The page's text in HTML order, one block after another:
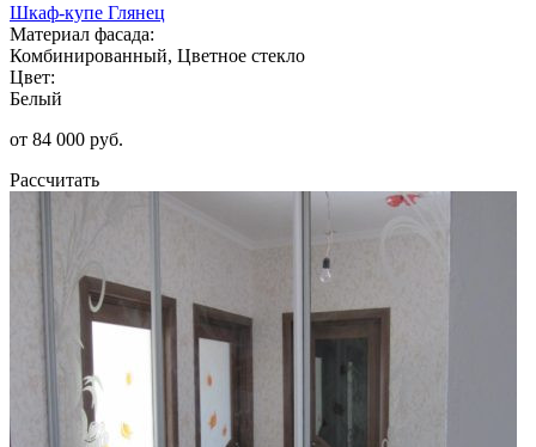
Шкаф-купе Глянец
Материал фасада:
Комбинированный, Цветное стекло
Цвет:
Белый
от 84 000 руб.
Рассчитать